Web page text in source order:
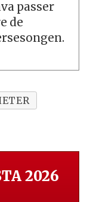
passer
de
2026